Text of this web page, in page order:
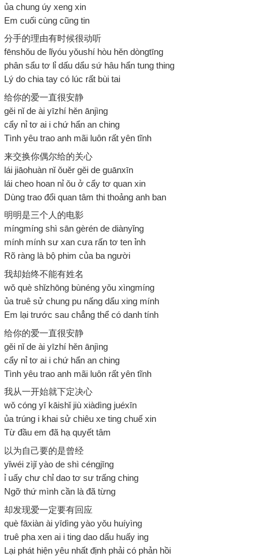
ủa chung úy xeng xin
Em cuối cùng cũng tin
分手的理由有时候很动听
fēnshǒu de lǐyóu yǒushí hòu hěn dòngtīng
phân sẩu tơ lỉ dấu dẩu sứ hâu hẩn tung thing
Lý do chia tay có lúc rất bùi tai
给你的爱一直很安静
gěi nǐ de ài yīzhí hěn ānjìng
cẩy nỉ tơ ai i chứ hẩn an ching
Tình yêu trao anh mãi luôn rất yên tĩnh
来交换你偶尔给的关心
lái jiāohuàn nǐ ǒuěr gěi de guānxīn
lái cheo hoan nỉ ǒu ở cẩy tơ quan xin
Dùng trao đổi quan tâm thi thoảng anh ban
明明是三个人的电影
míngmíng shì sān gèrén de diànyǐng
mính mính sư xan cưa rấn tơ ten ỉnh
Rõ ràng là bộ phim của ba người
我却始终不能有姓名
wǒ què shǐzhōng bùnéng yǒu xìngmíng
ủa truê sử chung pu nấng dẩu xing mính
Em lại trước sau chẳng thể có danh tính
给你的爱一直很安静
gěi nǐ de ài yīzhí hěn ānjìng
cẩy nỉ tơ ai i chứ hẩn an ching
Tình yêu trao anh mãi luôn rất yên tĩnh
我从一开始就下定决心
wǒ cóng yī kāishǐ jiù xiàdìng juéxīn
ủa trúng i khai sử chiêu xe ting chuế xin
Từ đầu em đã hạ quyết tâm
以为自己要的是曾经
yǐwéi zìjǐ yào de shì céngjīng
ỉ uấy chư chỉ dao tơ sư trấng ching
Ngỡ thứ mình cần là đã từng
却发现爱一定要有回应
què fāxiàn ài yīdìng yào yǒu huíyìng
truê pha xen ai i ting dao dẩu huấy ing
Lại phát hiện yêu nhất định phải có phản hồi